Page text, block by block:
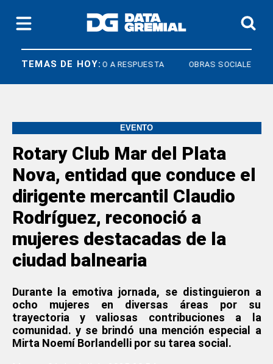
TEMAS DE HOY:
DERECHO A RESPUESTA OBRAS SOCIALES
EVENTO
Rotary Club Mar del Plata
Nova, entidad que conduce el
dirigente mercantil Claudio
Rodríguez, reconoció a
mujeres destacadas de la
ciudad balnearia
Durante la emotiva jornada, se distinguieron a
ocho mujeres en diversas áreas por su
trayectoria y valiosas contribuciones a la
comunidad. y se brindó una mención especial a
Mirta Noemí Borlandelli por su tarea social.